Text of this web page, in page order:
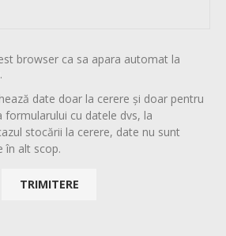
browser ca sa apara automat la
date doar la cerere și doar pentru
cu datele dvs, la
stocării la cerere, date nu sunt
în alt scop.